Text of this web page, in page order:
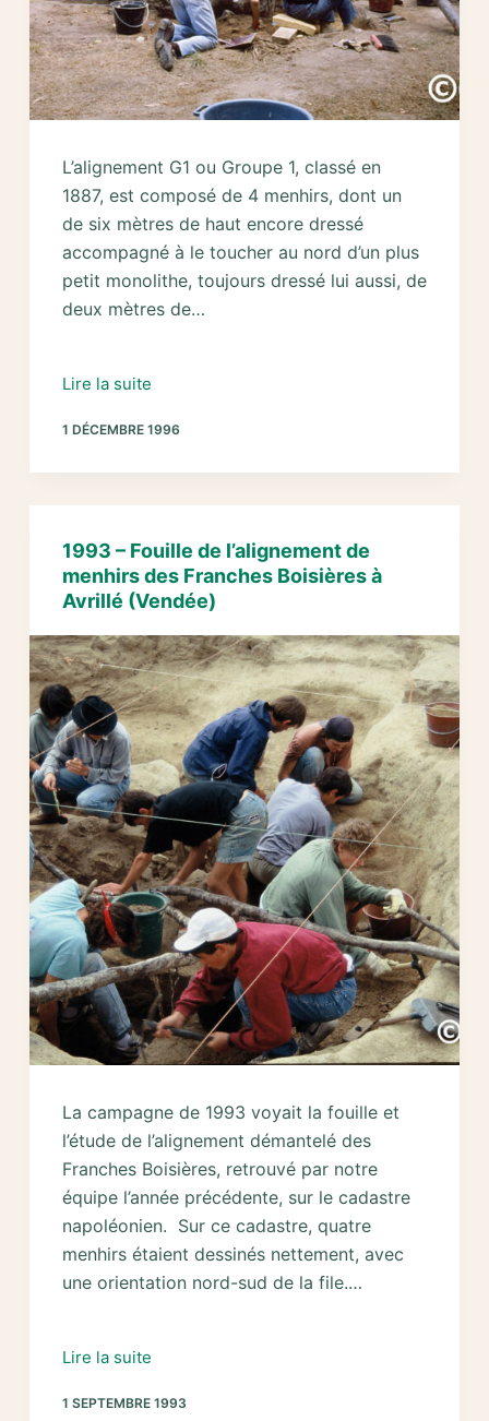
L’alignement G1 ou Groupe 1, classé en
1887, est composé de 4 menhirs, dont un
de six mètres de haut encore dressé
accompagné à le toucher au nord d’un plus
petit monolithe, toujours dressé lui aussi, de
deux mètres de…
Lire la suite1996
Fouilles
l’alignement
G1
du
de
Fourgon
1 DÉCEMBRE 1996
1993 – Fouille de l’alignement de
menhirs des Franches Boisières à
Avrillé (Vendée)
La campagne de 1993 voyait la fouille et
l’étude de l’alignement démantelé des
Franches Boisières, retrouvé par notre
équipe l’année précédente, sur le cadastre
napoléonien. Sur ce cadastre, quatre
menhirs étaient dessinés nettement, avec
une orientation nord-sud de la file.…
Lire la suite1993
Fouille
1 SEPTEMBRE 1993